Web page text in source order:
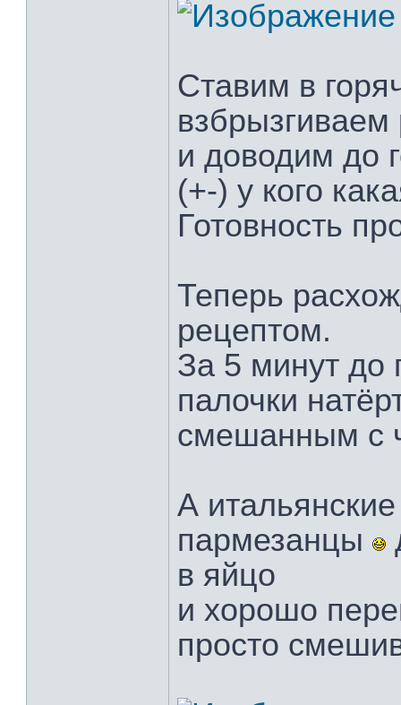
Ставим в
и доводим до
(+-) у кого
Готовность
Теперь
рецептом.
За 5 минут до
палочки
смешанным с
А
пармезанцы
в яйцо
и хорошо
просто